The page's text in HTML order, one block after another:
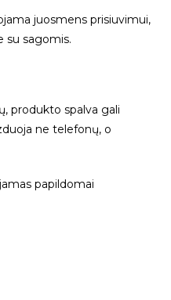
juosmens prisiuvimui,
su sagomis.
produkto spalva gali
ne telefonų, o
papildomai